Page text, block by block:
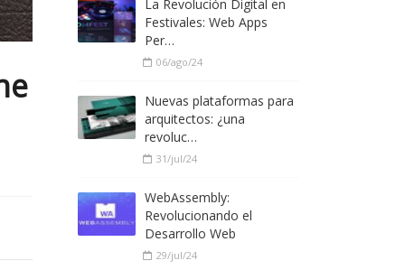
La Revolución Digital en
Festivales: Web Apps
Per…
06/ago/24
Nuevas plataformas para
arquitectos: ¿una
revoluc…
31/jul/24
WebAssembly:
Revolucionando el
Desarrollo Web
29/jul/24